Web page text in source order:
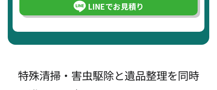
LINEでお見積り
特殊清掃・害虫駆除と遺品整理を同時